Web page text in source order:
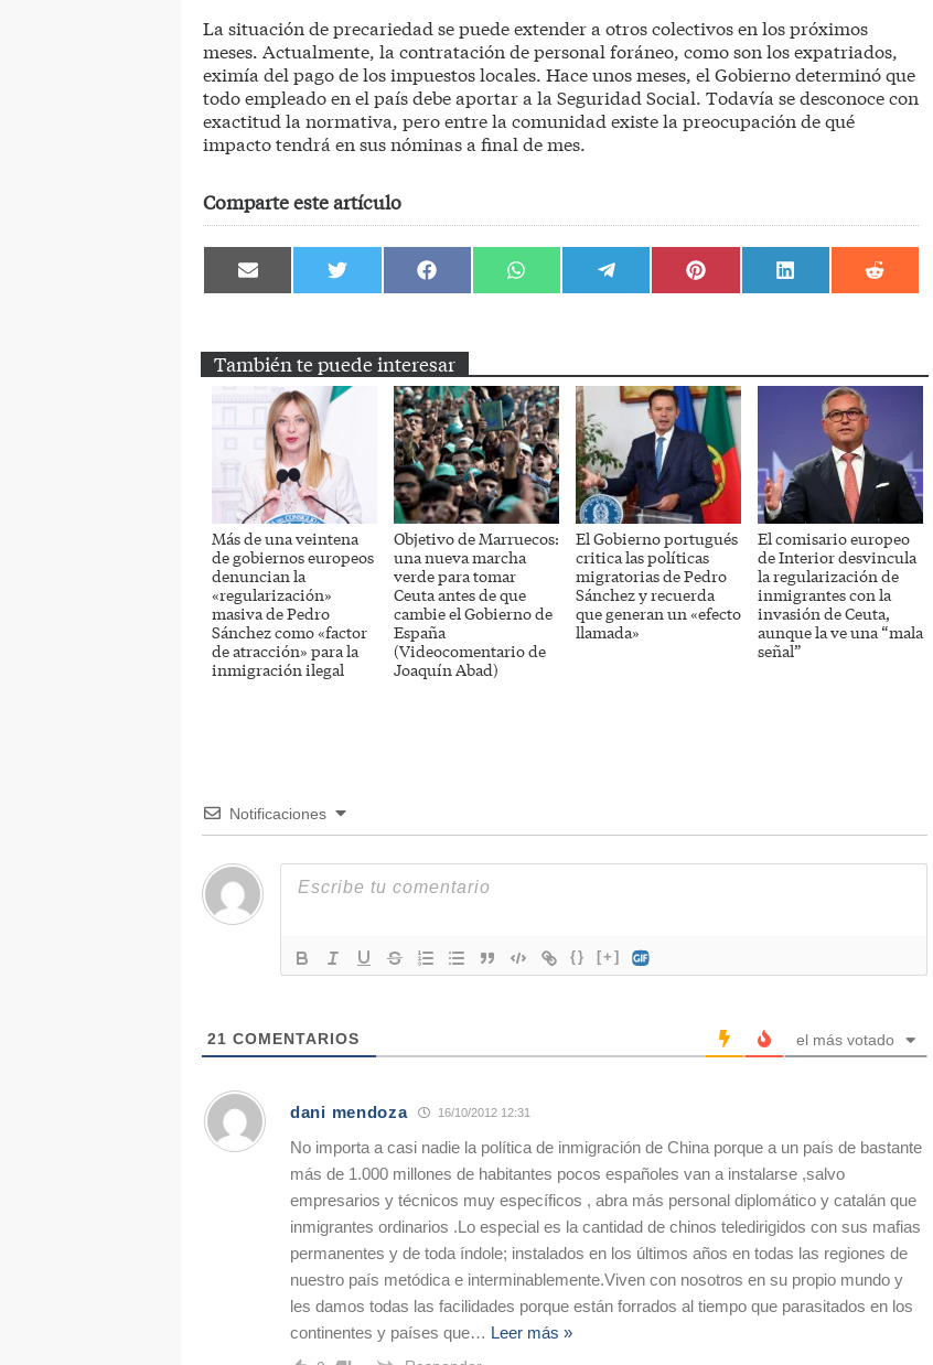
La situación de precariedad se puede extender a otros colectivos en los próximos
meses. Actualmente, la contratación de personal foráneo, como son los expatriados,
eximía del pago de los impuestos locales. Hace unos meses, el Gobierno determinó que
todo empleado en el país debe aportar a la Seguridad Social. Todavía se desconoce con
exactitud la normativa, pero entre la comunidad existe la preocupación de qué
impacto tendrá en sus nóminas a final de mes.
Comparte este artículo
Compartir
en
Compartir
en
Compartir
en
Compartir
en
Compartir
en
Compartir
en
Compartir
en
Compartir
en
También te puede interesar
Más de una veintena
de gobiernos europeos
denuncian la
«regularización»
masiva de Pedro
Sánchez como «factor
de atracción» para la
inmigración ilegal
Objetivo de Marruecos:
una nueva marcha
verde para tomar
Ceuta antes de que
cambie el Gobierno de
España
(Videocomentario de
Joaquín Abad)
El Gobierno portugués
critica las políticas
migratorias de Pedro
Sánchez y recuerda
que generan un «efecto
llamada»
El comisario europeo
de Interior desvincula
la regularización de
inmigrantes con la
invasión de Ceuta,
aunque la ve una “mala
señal”
Notificaciones
{} [+]
21 COMENTARIOS el más votado
dani mendoza 16/10/2012 12:31
No importa a casi nadie la política de inmigración de China porque a un país de bastante
más de 1.000 millones de habitantes pocos españoles van a instalarse ,salvo
empresarios y técnicos muy específicos , abra más personal diplomático y catalán que
inmigrantes ordinarios .Lo especial es la cantidad de chinos teledirigidos con sus mafias
permanentes y de toda índole; instalados en los últimos años en todas las regiones de
nuestro país metódica e interminablemente.Viven con nosotros en su propio mundo y
les damos todas las facilidades porque están forrados al tiempo que parasitados en los
continentes y países que… Leer más »